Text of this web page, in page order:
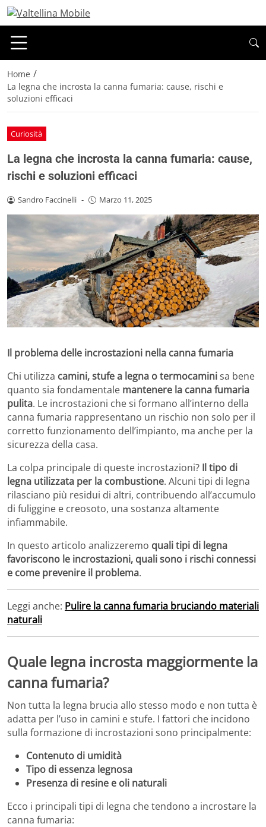
Home /
La legna che incrosta la canna fumaria: cause, rischi e
soluzioni efficaci
Curiosità
La legna che incrosta la canna fumaria: cause,
rischi e soluzioni efficaci
Sandro Faccinelli - Marzo 11, 2025
Il problema delle incrostazioni nella canna fumaria
Chi utilizza camini, stufe a legna o termocaminisa bene
quanto sia fondamentale mantenere la canna fumaria
pulita. Le incrostazioni che si formano all’interno della
canna fumaria rappresentano un rischio non solo per il
corretto funzionamento dell’impianto, ma anche per la
sicurezza della casa.
La colpa principale di queste incrostazioni? Il tipo di
legna utilizzata per la combustione. Alcuni tipi di legna
rilasciano più residui di altri, contribuendo all’accumulo
di fuliggine e creosoto, una sostanza altamente
infiammabile.
In questo articolo analizzeremo quali tipi di legna
favoriscono le incrostazioni, quali sono i rischi connessi
e come prevenire il problema.
Leggi anche: Pulire la canna fumaria bruciando materiali
naturali
Quale legna incrosta maggiormente la
canna fumaria?
Non tutta la legna brucia allo stesso modo e non tutta è
adatta per l’uso in camini e stufe. I fattori che incidono
sulla formazione di incrostazioni sono principalmente:
Contenuto di umidità
Tipo di essenza legnosa
Presenza di resine e oli naturali
Ecco i principali tipi di legna che tendono a incrostare la
canna fumaria: